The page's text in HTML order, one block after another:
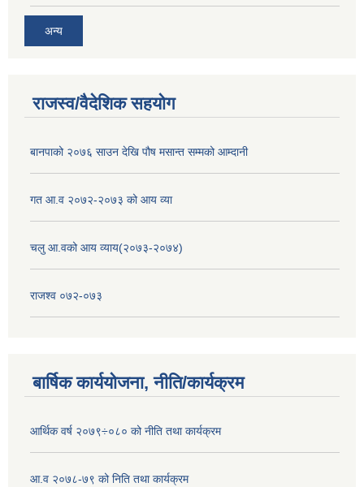
अन्य
राजस्व/वैदेशिक सहयोग
बानपाको २०७६ साउन देखि पौष मसान्त सम्मको आम्दानी
गत आ.व २०७२-२०७३ को आय व्या
चलु आ.वको आय व्याय(२०७३-२०७४)
राजश्व ०७२-०७३
बार्षिक कार्ययोजना, नीति/कार्यक्रम
आर्थिक वर्ष २०७९÷०८० को नीति तथा कार्यक्रम
आ.व २०७८-७९ को निति तथा कार्यक्रम